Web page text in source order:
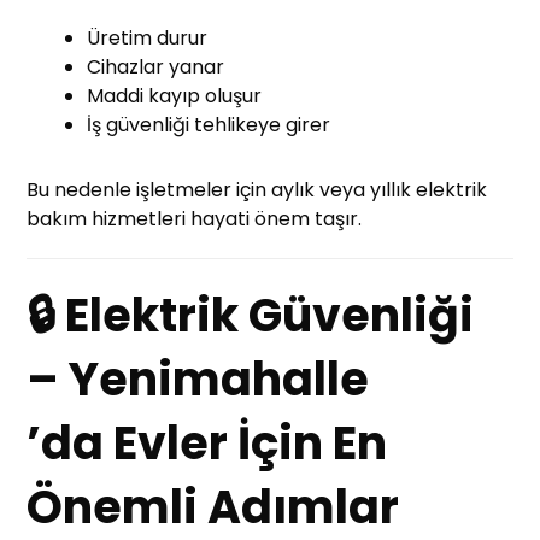
Üretim durur
Cihazlar yanar
Maddi kayıp oluşur
İş güvenliği tehlikeye girer
Bu nedenle işletmeler için aylık veya yıllık elektrik
bakım hizmetleri hayati önem taşır.
🔒 Elektrik Güvenliği
– Yenimahalle
’da Evler İçin En
Önemli Adımlar